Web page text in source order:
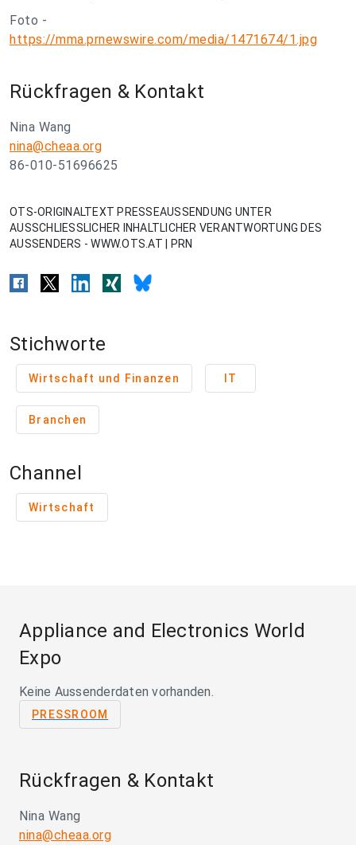
Foto -
https://mma.prnewswire.com/media/1471674/1.jpg
Rückfragen & Kontakt
Nina Wang
nina@cheaa.org
86-010-51696625
OTS-ORIGINALTEXT PRESSEAUSSENDUNG UNTER
AUSSCHLIESSLICHER INHALTLICHER VERANTWORTUNG DES
AUSSENDERS - WWW.OTS.AT | PRN
Stichworte
Wirtschaft und Finanzen IT
Branchen
Channel
Wirtschaft
Appliance and Electronics World
Expo
Keine Aussenderdaten vorhanden.
PRESSROOM
Rückfragen & Kontakt
Nina Wang
nina@cheaa.org